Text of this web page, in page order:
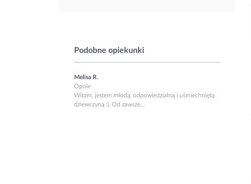
Podobne opiekunki
Melisa R.
Opole
Witam, jestem młodą, odpowiedzialną i uśmiechniętą
dziewczyną :). Od zawsze...